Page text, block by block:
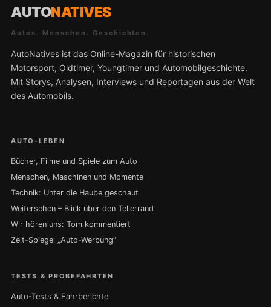
AUTONATIVES
Autos. Menschen. Geschichten.
AutoNatives ist das Online-Magazin für historischen
Motorsport, Oldtimer, Youngtimer und Automobilgeschichte.
Mit Storys, Analysen, Interviews und Reportagen aus der Welt
des Automobils.
AUTO-LEBEN
Bücher, Filme und Spiele zum Auto
Menschen, Maschinen und Momente
Technik: Unter die Haube geschaut
Weitersehen – Blick über den Tellerrand
Wir hören uns: Tom kommentiert
Zeit-Spiegel „Auto-Werbung“
TESTS & PROBEFAHRTEN
Auto-Tests & Fahrberichte